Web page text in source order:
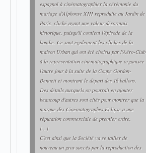
espagnol à cinématographier la cérémonie du
mariage d'Alphonse XIII reproduite au Jardin de
Paris, cliché ayant une valeur désormais
historique, puisqu'il contient l'épisode de la
bombe. Ce sont également les clichés de la
maison Urban qui ont été choisis par l'Aéro-Club
à la représentation cinématographique organisée
l'autre jour à la suite de la Coupe Gordon-
Bennett et montrant le départ des 16 ballons.
Des détails auxquels on pourrait en ajouter
beaucoup d'autres sont cités pour montrer que la
marque des Cinématographes Eclipse a une
réputation commerciale de premier ordre.
[...]
C'est ainsi que la Société va se tailler de
nouveau un gros succès par la reproduction des